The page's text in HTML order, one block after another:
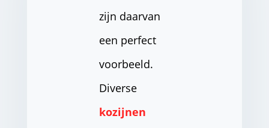
zijn daarvan
een perfect
voorbeeld.
Diverse
kozijnen